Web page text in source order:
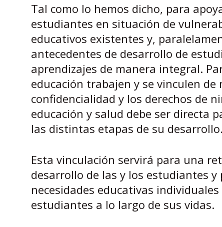
Tal como lo hemos dicho, para
estudiantes en situación de
educativos existentes y,
antecedentes de desarrollo de
aprendizajes de manera integral.
educación trabajen y se vinculen
confidencialidad y los derechos de
educación y salud debe ser directa
las distintas etapas de su desarrollo.
Esta vinculación servirá para una
desarrollo de las y los estudiantes
necesidades educativas
estudiantes a lo largo de sus vidas.